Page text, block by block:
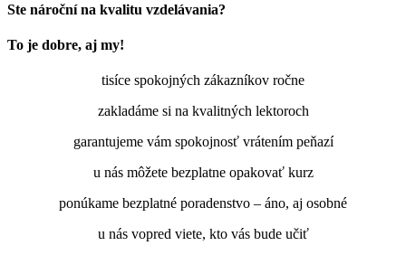
Ste nároční na kvalitu vzdelávania?
To je dobre, aj my!
tisíce spokojných zákazníkov ročne
zakladáme si na kvalitných lektoroch
garantujeme vám spokojnosť vrátením peňazí
u nás môžete bezplatne opakovať kurz
ponúkame bezplatné poradenstvo – áno, aj osobné
u nás vopred viete, kto vás bude učiť